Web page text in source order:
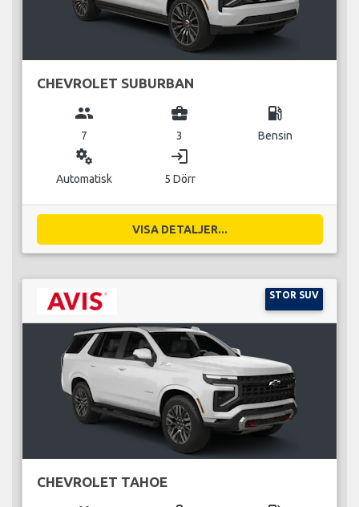
CHEVROLET SUBURBAN
group
7
business_center
3
local_gas_station
Bensin
miscellaneous_services
Automatisk
login
5 Dörr
VISA DETALJER...
STOR SUV
CHEVROLET TAHOE